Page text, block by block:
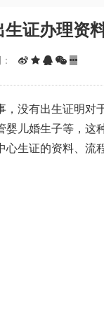
证办理资
没有出生证明对
婴儿婚生子等，这
心生证的资料、流